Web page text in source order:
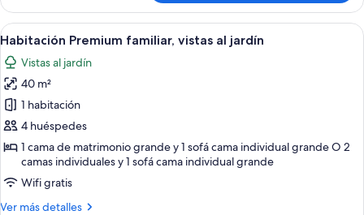
individual
Premium,
vistas
jardín
Abrir
todas
las
fotos
de
Habitación
Premium
familiar,
vistas
al
Una habitación de hotel moderna
6
Habitación Premium familiar, vistas al jardín
Vistas al jardín
40 m²
1 habitación
4 huéspedes
1 cama de matrimonio grande y 1 sofá cama individual grande O 2
camas individuales y 1 sofá cama individual grande
Wifi gratis
Ver más detalles
Más